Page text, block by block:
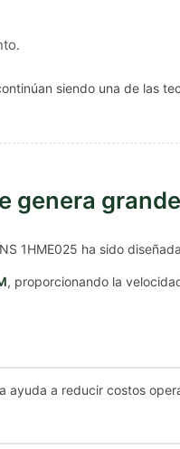
siendo una de las
genera
1HME025 ha sido
, proporcionando la
ayuda a reducir costos